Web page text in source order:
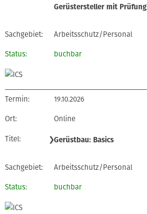
Gerüstersteller mit Prüfung
Arbeitsschutz/Personal
buchbar
19.10.2026
Online
❯Gerüstbau: Basics
Arbeitsschutz/Personal
buchbar